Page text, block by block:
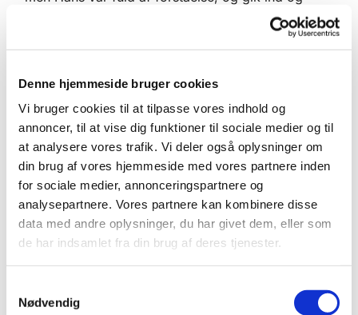
Denne hjemmeside bruger cookies
Vi bruger cookies til at tilpasse vores indhold og
annoncer, til at vise dig funktioner til sociale medier og til
at analysere vores trafik. Vi deler også oplysninger om
din brug af vores hjemmeside med vores partnere inden
for sociale medier, annonceringspartnere og
analysepartnere. Vores partnere kan kombinere disse
data med andre oplysninger, du har givet dem, eller som
de har indsamlet fra din brug af deres tjenester.
Nødvendig
fandt en ny bue. Men nu kom der et vink med et
cykelegern, som var umisforståeligt. Den nye bue
kom nemlig også op at toppes med cyklen. To
stiv arm og med godt humør, og vi blev enige om,
at jeg ikke havde nogen musikalsk fremtid.
Episoden viste hans menneskelige generøsitet.
Generøs kan man jo være på mange måder. Det
sværeste er at være generøs med sin tid, sit
nærvær og sit engagement – kort sagt sit eget liv.
Det var Hans. En enkelt gang blev han dog gram i
hu. Inde i hans køkken havde jeg sammen med
hans søn fremstillet nytårsfyrværkeri. Pludselig gik
der ild i et kanonslag, og Hans var helt uforberedt